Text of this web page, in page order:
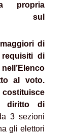
propria
sul
di
di
al voto.
diritto di
3 sezioni
gli elettori